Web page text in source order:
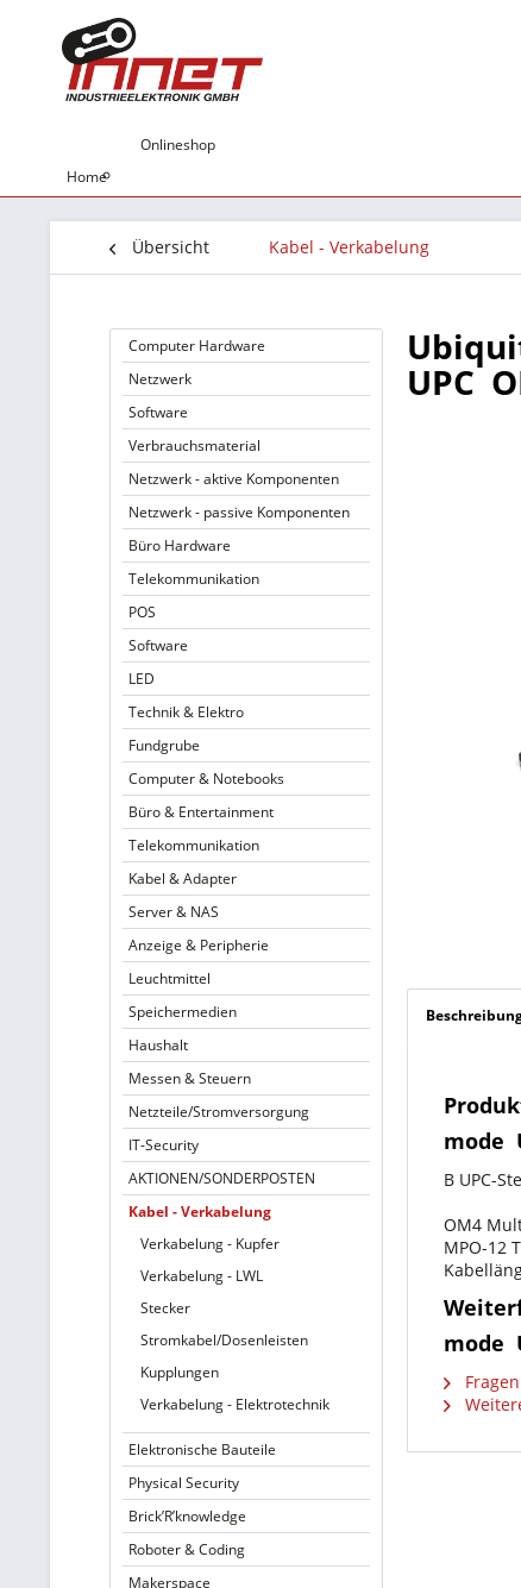
Home
Onlineshop
Übersicht Kabel - Verkabelung
Computer Hardware
Netzwerk
Software
Verbrauchsmaterial
Netzwerk - aktive Komponenten
Netzwerk - passive Komponenten
Büro Hardware
Telekommunikation
POS
Software
LED
Technik & Elektro
Fundgrube
Computer & Notebooks
Büro & Entertainment
Telekommunikation
Kabel & Adapter
Server & NAS
Anzeige & Peripherie
Leuchtmittel
Speichermedien
Haushalt
Messen & Steuern
Netzteile/Stromversorgung
IT-Security
AKTIONEN/SONDERPOSTEN
Kabel - Verkabelung
Verkabelung - Kupfer
Verkabelung - LWL
Stecker
Stromkabel/Dosenleisten
Kupplungen
Verkabelung - Elektrotechnik
Elektronische Bauteile
Physical Security
Brick’R’knowledge
Roboter & Coding
Makerspace
UPC 
mode
B UPC-
OM4
MPO-12
mode